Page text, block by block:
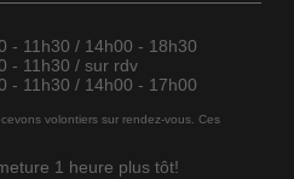
- 11h30 / 14h00 - 18h30
- 11h30 / sur rdv
- 11h30 / 14h00 - 17h00
volontiers sur rendez-vous. Ces
1 heure plus tôt!